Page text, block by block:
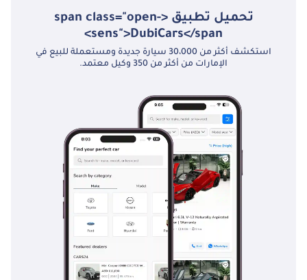
تحميل تطبيق <span class="open-
sens">DubiCars</span>
استكشف أكثر من 30،000 سيارة جديدة ومستعملة للبيع في
الإمارات من أكثر من 350 وكيل معتمد.